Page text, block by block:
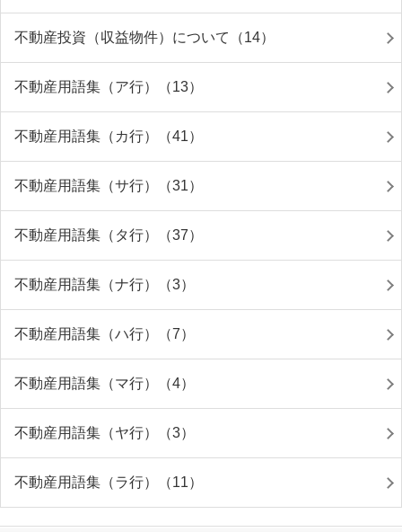
不動産投資（収益物件）について（14）
不動産用語集（ア行）（13）
不動産用語集（カ行）（41）
不動産用語集（サ行）（31）
不動産用語集（タ行）（37）
不動産用語集（ナ行）（3）
不動産用語集（ハ行）（7）
不動産用語集（マ行）（4）
不動産用語集（ヤ行）（3）
不動産用語集（ラ行）（11）